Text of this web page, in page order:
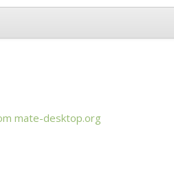
mate-desktop.org